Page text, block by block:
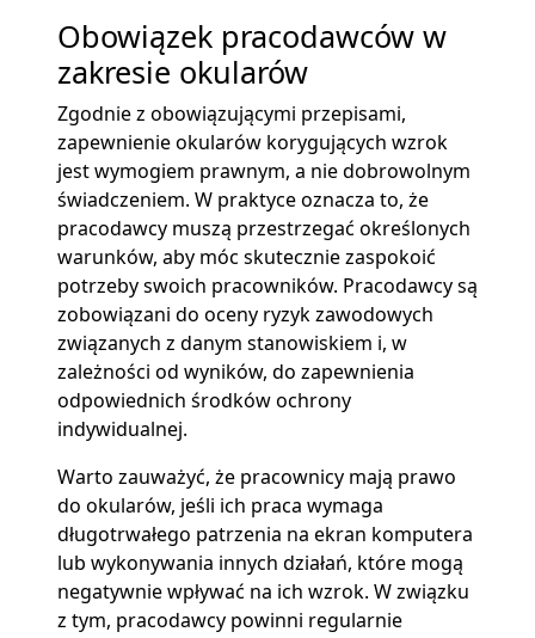
Obowiązek pracodawców w
zakresie okularów
Zgodnie z obowiązującymi przepisami,
zapewnienie okularów korygujących wzrok
jest wymogiem prawnym, a nie dobrowolnym
świadczeniem. W praktyce oznacza to, że
pracodawcy muszą przestrzegać określonych
warunków, aby móc skutecznie zaspokoić
potrzeby swoich pracowników. Pracodawcy są
zobowiązani do oceny ryzyk zawodowych
związanych z danym stanowiskiem i, w
zależności od wyników, do zapewnienia
odpowiednich środków ochrony
indywidualnej.
Warto zauważyć, że pracownicy mają prawo
do okularów, jeśli ich praca wymaga
długotrwałego patrzenia na ekran komputera
lub wykonywania innych działań, które mogą
negatywnie wpływać na ich wzrok. W związku
z tym, pracodawcy powinni regularnie